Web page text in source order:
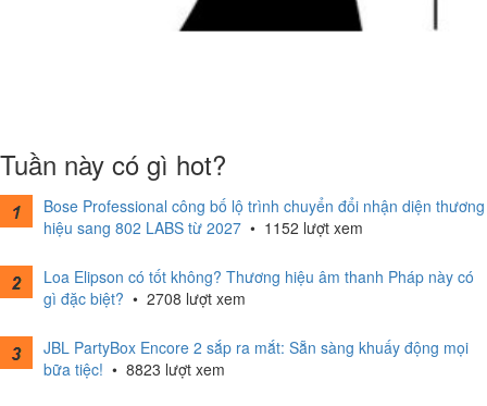
Tuần này có gì hot?
Bose Professional công bố lộ trình chuyển đổi nhận diện thương
hiệu sang 802 LABS từ 2027 • 1152 lượt xem
Loa Elipson có tốt không? Thương hiệu âm thanh Pháp này có
gì đặc biệt? • 2708 lượt xem
JBL PartyBox Encore 2 sắp ra mắt: Sẵn sàng khuấy động mọi
bữa tiệc! • 8823 lượt xem